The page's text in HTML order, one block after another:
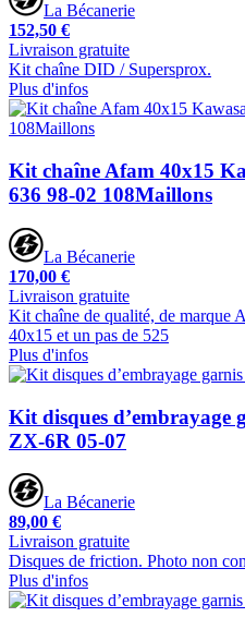
La Bécanerie
152,50 €
Livraison gratuite
Kit chaîne DID / Supersprox.
Plus d'infos
Kit chaîne Afam 40x15
636 98-02 108Maillons
La Bécanerie
170,00 €
Livraison gratuite
Kit chaîne de qualité, de marque
40x15 et un pas de 525
Plus d'infos
Kit disques d’embrayage
ZX-6R 05-07
La Bécanerie
89,00 €
Livraison gratuite
Disques de friction. Photo non
Plus d'infos